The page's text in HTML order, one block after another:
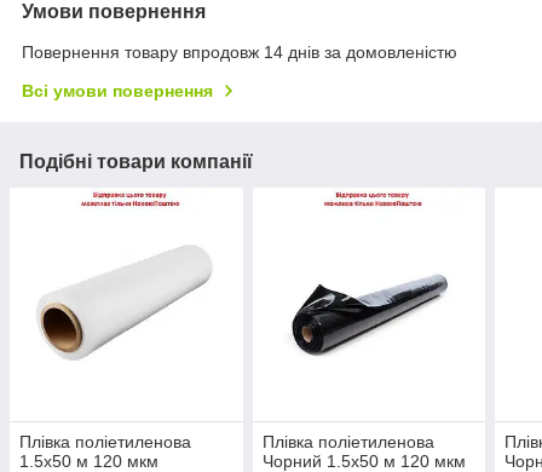
Умови повернення
Повернення товару впродовж 14 днів за домовленістю
Всі умови повернення
Подібні товари компанії
Плівка поліетиленова
1.5х50 м 120 мкм
Плівка поліетиленова
Чорний 1.5х50 м 120 мкм